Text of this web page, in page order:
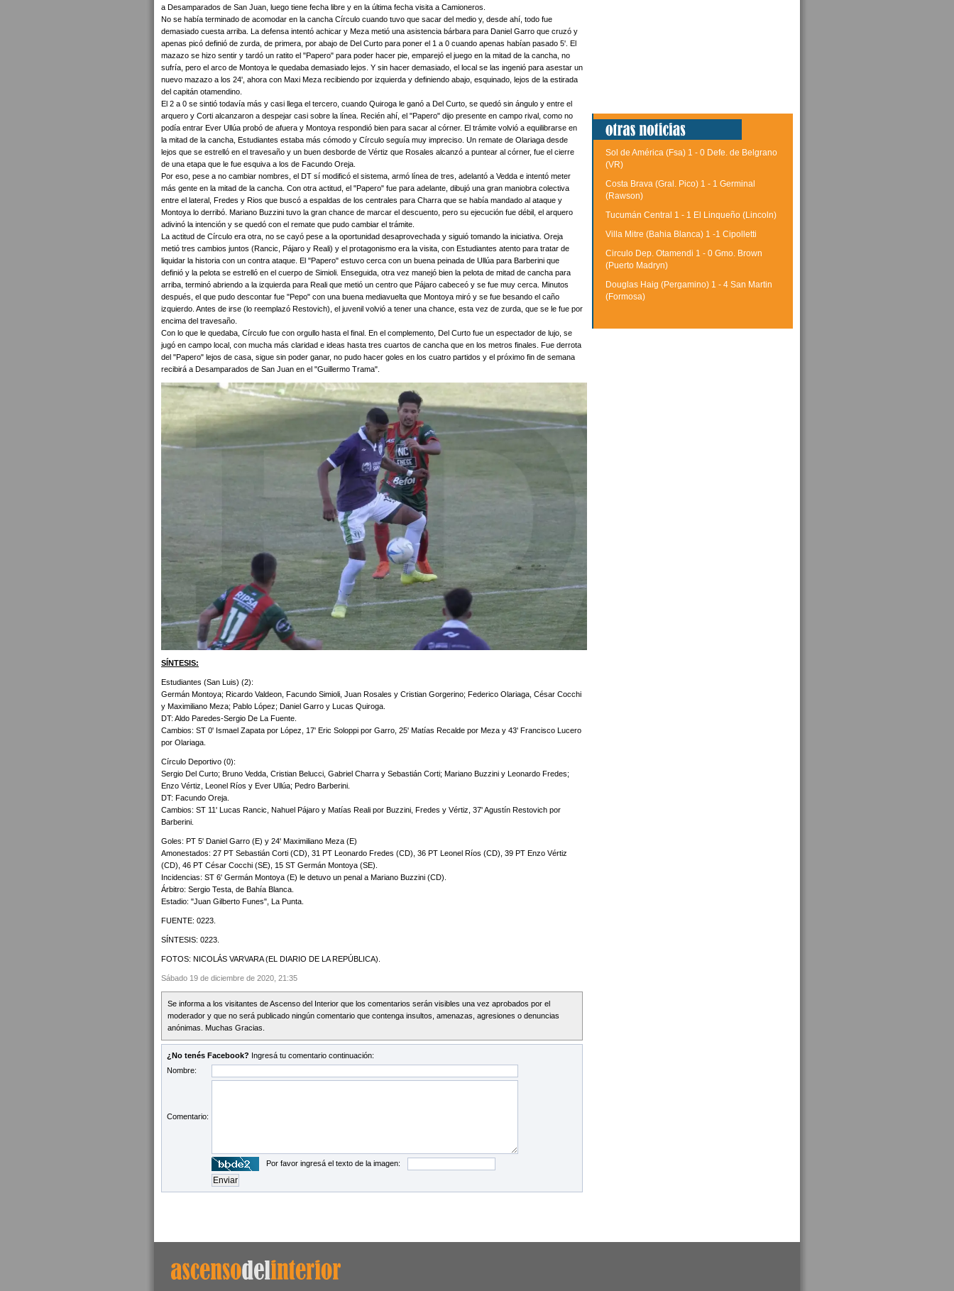
a Desamparados de San Juan, luego tiene fecha libre y en la última fecha visita a Camioneros.
No se había terminado de acomodar en la cancha Círculo cuando tuvo que sacar del medio y, desde ahí, todo fue
demasiado cuesta arriba. La defensa intentó achicar y Meza metió una asistencia bárbara para Daniel Garro que cruzó y
apenas picó definió de zurda, de primera, por abajo de Del Curto para poner el 1 a 0 cuando apenas habían pasado 5'. El
mazazo se hizo sentir y tardó un ratito el "Papero" para poder hacer pie, emparejó el juego en la mitad de la cancha, no
sufría, pero el arco de Montoya le quedaba demasiado lejos. Y sin hacer demasiado, el local se las ingenió para asestar un
nuevo mazazo a los 24', ahora con Maxi Meza recibiendo por izquierda y definiendo abajo, esquinado, lejos de la estirada
del capitán otamendino.
El 2 a 0 se sintió todavía más y casi llega el tercero, cuando Quiroga le ganó a Del Curto, se quedó sin ángulo y entre el
arquero y Corti alcanzaron a despejar casi sobre la línea. Recién ahí, el "Papero" dijo presente en campo rival, como no
podía entrar Ever Ullúa probó de afuera y Montoya respondió bien para sacar al córner. El trámite volvió a equilibrarse en
la mitad de la cancha, Estudiantes estaba más cómodo y Círculo seguía muy impreciso. Un remate de Olariaga desde
lejos que se estrelló en el travesaño y un buen desborde de Vértiz que Rosales alcanzó a puntear al córner, fue el cierre
de una etapa que le fue esquiva a los de Facundo Oreja.
Por eso, pese a no cambiar nombres, el DT sí modificó el sistema, armó línea de tres, adelantó a Vedda e intentó meter
más gente en la mitad de la cancha. Con otra actitud, el "Papero" fue para adelante, dibujó una gran maniobra colectiva
entre el lateral, Fredes y Rios que buscó a espaldas de los centrales para Charra que se había mandado al ataque y
Montoya lo derribó. Mariano Buzzini tuvo la gran chance de marcar el descuento, pero su ejecución fue débil, el arquero
adivinó la intención y se quedó con el remate que pudo cambiar el trámite.
La actitud de Círculo era otra, no se cayó pese a la oportunidad desaprovechada y siguió tomando la iniciativa. Oreja
metió tres cambios juntos (Rancic, Pájaro y Reali) y el protagonismo era la visita, con Estudiantes atento para tratar de
liquidar la historia con un contra ataque. El "Papero" estuvo cerca con un buena peinada de Ullúa para Barberini que
definió y la pelota se estrelló en el cuerpo de Simioli. Enseguida, otra vez manejó bien la pelota de mitad de cancha para
arriba, terminó abriendo a la izquierda para Reali que metió un centro que Pájaro cabeceó y se fue muy cerca. Minutos
después, el que pudo descontar fue "Pepo" con una buena mediavuelta que Montoya miró y se fue besando el caño
izquierdo. Antes de irse (lo reemplazó Restovich), el juvenil volvió a tener una chance, esta vez de zurda, que se le fue por
encima del travesaño.
Con lo que le quedaba, Círculo fue con orgullo hasta el final. En el complemento, Del Curto fue un espectador de lujo, se
jugó en campo local, con mucha más claridad e ideas hasta tres cuartos de cancha que en los metros finales. Fue derrota
del "Papero" lejos de casa, sigue sin poder ganar, no pudo hacer goles en los cuatro partidos y el próximo fin de semana
recibirá a Desamparados de San Juan en el "Guillermo Trama".
SÍNTESIS:
Estudiantes (San Luis) (2):
Germán Montoya; Ricardo Valdeon, Facundo Simioli, Juan Rosales y Cristian Gorgerino; Federico Olariaga, César Cocchi
y Maximiliano Meza; Pablo López; Daniel Garro y Lucas Quiroga.
DT: Aldo Paredes-Sergio De La Fuente.
Cambios: ST 0' Ismael Zapata por López, 17' Eric Soloppi por Garro, 25' Matías Recalde por Meza y 43' Francisco Lucero
por Olariaga.
Círculo Deportivo (0):
Sergio Del Curto; Bruno Vedda, Cristian Belucci, Gabriel Charra y Sebastián Corti; Mariano Buzzini y Leonardo Fredes;
Enzo Vértiz, Leonel Ríos y Ever Ullúa; Pedro Barberini.
DT: Facundo Oreja.
Cambios: ST 11' Lucas Rancic, Nahuel Pájaro y Matías Reali por Buzzini, Fredes y Vértiz, 37' Agustín Restovich por
Barberini.
Goles: PT 5' Daniel Garro (E) y 24' Maximiliano Meza (E)
Amonestados: 27 PT Sebastián Corti (CD), 31 PT Leonardo Fredes (CD), 36 PT Leonel Ríos (CD), 39 PT Enzo Vértiz
(CD), 46 PT César Cocchi (SE), 15 ST Germán Montoya (SE).
Incidencias: ST 6' Germán Montoya (E) le detuvo un penal a Mariano Buzzini (CD).
Árbitro: Sergio Testa, de Bahía Blanca.
Estadio: "Juan Gilberto Funes", La Punta.
FUENTE: 0223.
SÍNTESIS: 0223.
FOTOS: NICOLÁS VARVARA (EL DIARIO DE LA REPÚBLICA).
Sábado 19 de diciembre de 2020, 21:35
Se informa a los visitantes de Ascenso del Interior que los comentarios serán visibles una vez aprobados por el
moderador y que no será publicado ningún comentario que contenga insultos, amenazas, agresiones o denuncias
anónimas. Muchas Gracias.
¿No tenés Facebook? Ingresá tu comentario continuación:
Nombre:
Comentario:
Por favor ingresá el texto de la imagen:
Sol de América (Fsa) 1 - 0 Defe. de Belgrano
(VR)
Costa Brava (Gral. Pico) 1 - 1 Germinal
(Rawson)
Tucumán Central 1 - 1 El Linqueño (Lincoln)
Villa Mitre (Bahia Blanca) 1 -1 Cipolletti
Circulo Dep. Otamendi 1 - 0 Gmo. Brown
(Puerto Madryn)
Douglas Haig (Pergamino) 1 - 4 San Martin
(Formosa)